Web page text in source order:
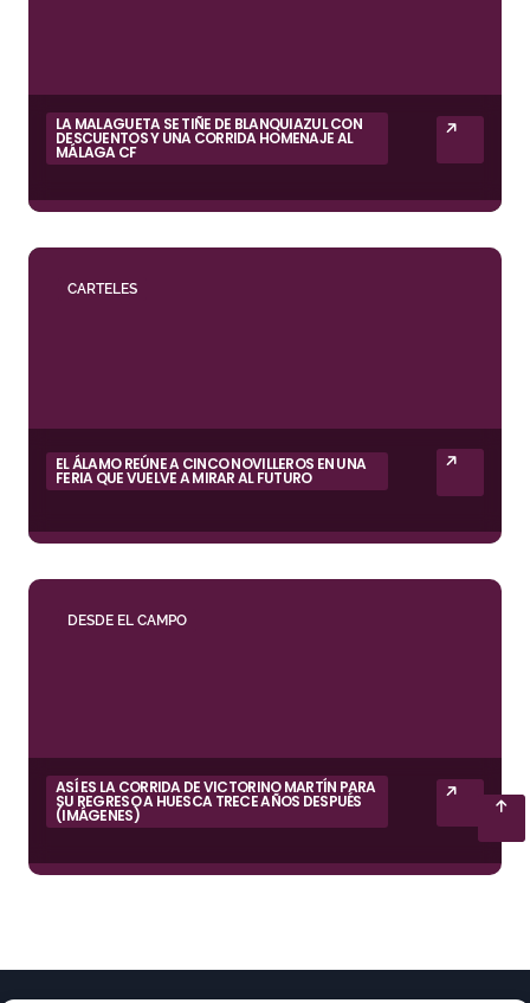
LA MALAGUETA SE TIÑE DE BLANQUIAZUL CON
DESCUENTOS Y UNA CORRIDA HOMENAJE AL
MÁLAGA CF
CARTELES
EL ÁLAMO REÚNE A CINCO NOVILLEROS EN UNA
FERIA QUE VUELVE A MIRAR AL FUTURO
DESDE EL CAMPO
ASÍ ES LA CORRIDA DE VICTORINO MARTÍN PARA
SU REGRESO A HUESCA TRECE AÑOS DESPUÉS
(IMÁGENES)